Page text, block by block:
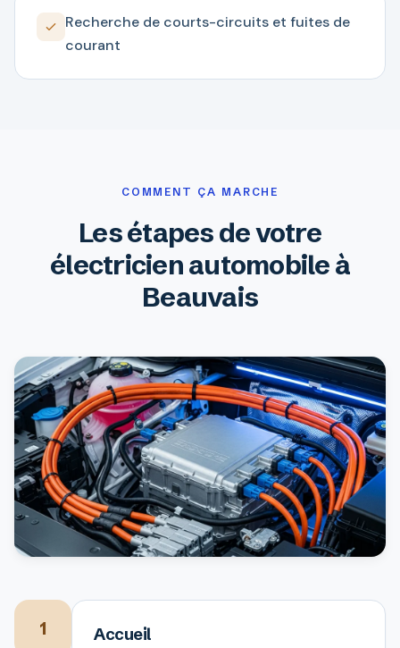
Recherche de courts-circuits et fuites de
courant
COMMENT ÇA MARCHE
Les étapes de votre
électricien automobile à
Beauvais
1 Accueil